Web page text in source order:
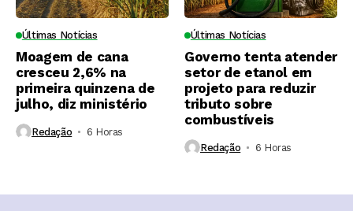
Últimas Notícias
Moagem de cana
cresceu 2,6% na
primeira quinzena de
julho, diz ministério
Redação 6 Horas ⁮
Últimas Notícias
Governo tenta atender
setor de etanol em
projeto para reduzir
tributo sobre
combustíveis
Redação 6 Horas ⁮